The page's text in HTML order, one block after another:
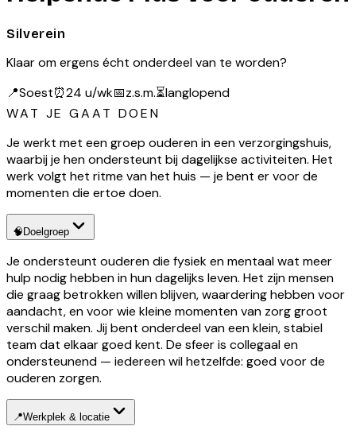
Silverein
Klaar om ergens écht onderdeel van te worden?
📍Soest⏰24 u/wk📅z.s.m.⏳langlopend
WAT JE GAAT DOEN
Je werkt met een groep ouderen in een verzorgingshuis,
waarbij je hen ondersteunt bij dagelijkse activiteiten. Het
werk volgt het ritme van het huis — je bent er voor de
momenten die ertoe doen.
🧠 Doelgroep
Je ondersteunt ouderen die fysiek en mentaal wat meer
hulp nodig hebben in hun dagelijks leven. Het zijn mensen
die graag betrokken willen blijven, waardering hebben voor
aandacht, en voor wie kleine momenten van zorg groot
verschil maken. Jij bent onderdeel van een klein, stabiel
team dat elkaar goed kent. De sfeer is collegaal en
ondersteunend — iedereen wil hetzelfde: goed voor de
ouderen zorgen.
📍Werkplek & locatie